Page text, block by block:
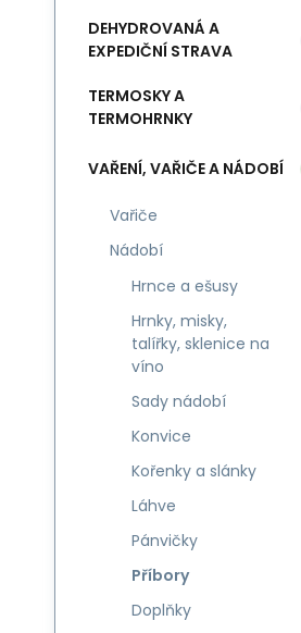
DEHYDROVANÁ A
EXPEDIČNÍ STRAVA
TERMOSKY A
TERMOHRNKY
VAŘENÍ, VAŘIČE A NÁDOBÍ
Vařiče
Nádobí
Hrnce a ešusy
Hrnky, misky,
talířky, sklenice na
víno
Sady nádobí
Konvice
Kořenky a slánky
Láhve
Pánvičky
Příbory
Doplňky